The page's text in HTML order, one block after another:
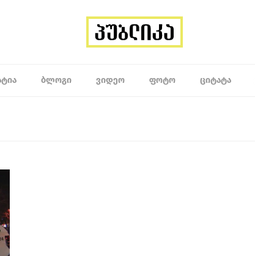
ᲑᲚᲝᲒᲘ ᲕᲘᲓᲔᲝ ᲤᲝᲢᲝ ᲪᲘᲢᲐᲢᲐ